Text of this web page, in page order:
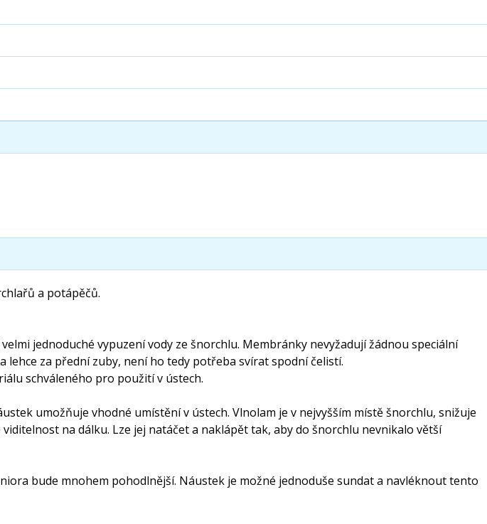
a potápěčů.
jednoduché vypuzení vody ze šnorchlu. Membránky nevyžadují žádnou speciální
za přední zuby, není ho tedy potřeba svírat spodní čelistí.
schváleného pro použití v ústech.
umožňuje vhodné umístění v ústech. Vlnolam je v nejvyšším místě šnorchlu, snižuje
na dálku. Lze jej natáčet a naklápět tak, aby do šnorchlu nevnikalo větší
bude mnohem pohodlnější. Náustek je možné jednoduše sundat a navléknout tento